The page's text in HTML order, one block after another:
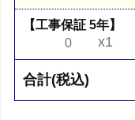
【工事保証 5年】
0
x1
合計(税込)